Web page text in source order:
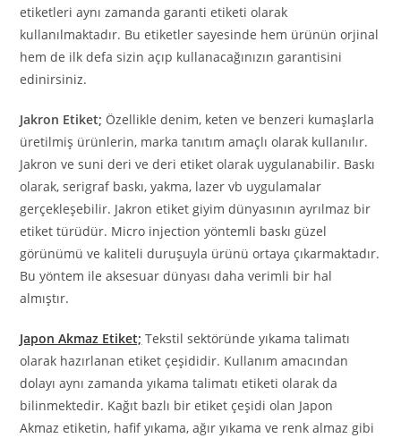
etiketleri aynı zamanda garanti etiketi olarak
kullanılmaktadır. Bu etiketler sayesinde hem ürünün orjinal
hem de ilk defa sizin açıp kullanacağınızın garantisini
edinirsiniz.
Jakron Etiket; Özellikle denim, keten ve benzeri kumaşlarla
üretilmiş ürünlerin, marka tanıtım amaçlı olarak kullanılır.
Jakron ve suni deri ve deri etiket olarak uygulanabilir. Baskı
olarak, serigraf baskı, yakma, lazer vb uygulamalar
gerçekleşebilir. Jakron etiket giyim dünyasının ayrılmaz bir
etiket türüdür. Micro injection yöntemli baskı güzel
görünümü ve kaliteli duruşuyla ürünü ortaya çıkarmaktadır.
Bu yöntem ile aksesuar dünyası daha verimli bir hal
almıştır.
Japon Akmaz Etiket; Tekstil sektöründe yıkama talimatı
olarak hazırlanan etiket çeşididir. Kullanım amacından
dolayı aynı zamanda yıkama talimatı etiketi olarak da
bilinmektedir. Kağıt bazlı bir etiket çeşidi olan Japon
Akmaz etiketin, hafif yıkama, ağır yıkama ve renk almaz gibi